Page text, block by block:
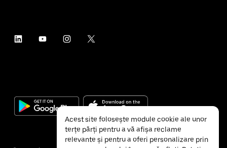
Acest site folosește module cookie ale unor
terțe părți pentru a vă afișa reclame
relevante și pentru a oferi personalizare prin